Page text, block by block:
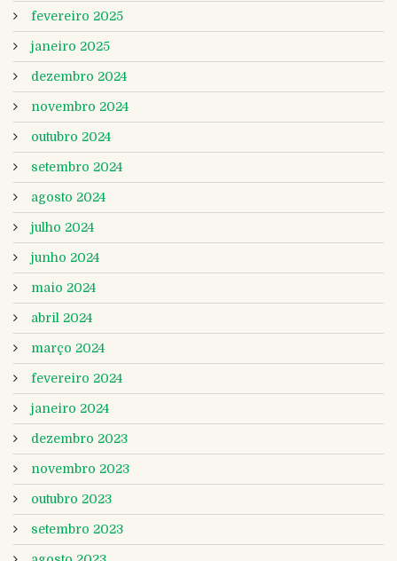
fevereiro 2025
janeiro 2025
dezembro 2024
novembro 2024
outubro 2024
setembro 2024
agosto 2024
julho 2024
junho 2024
maio 2024
abril 2024
março 2024
fevereiro 2024
janeiro 2024
dezembro 2023
novembro 2023
outubro 2023
setembro 2023